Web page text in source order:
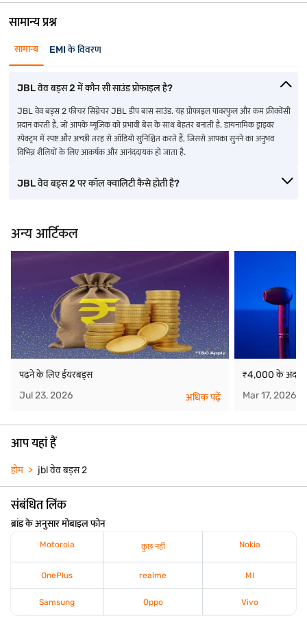
सामान्य प्रश्न
सामान्य EMI के विवरण
JBL वेव बड्स 2 में कौन सी साउंड प्रोफाइल है?
JBL वेव बड्स 2 फीचर सिग्नेचर JBL डीप बास साउंड. यह प्रोफाइल पावरफुल और कम फ्रीक्वेंसी
प्रदान करती है, जो आपके म्यूज़िक को प्रभावी बेस के साथ बेहतर बनाती है. डायनामिक ड्राइवर
स्पेक्ट्रम में स्पष्ट और अच्छी तरह से ऑडियो सुनिश्चित करते हैं, जिससे आपका सुनने का अनुभव
विभिन्न शैलियों के लिए आकर्षक और आनंददायक हो जाता है.
JBL वेव बड्स 2 पर कॉल क्वालिटी कैसे होती है?
अन्य आर्टिकल
पढ़ने के लिए ईयरबड्स
Jul 23, 2026
अधिक पढ़ें
₹4,000 के अंदर
Mar 17, 2026
आप यहां हैं
होम jbl वेव बड्स 2
संबंधित लिंक
ब्रांड के अनुसार मोबाइल फोन
Motorola कुछ नहीं Nokia
OnePlus realme MI
Samsung Oppo Vivo